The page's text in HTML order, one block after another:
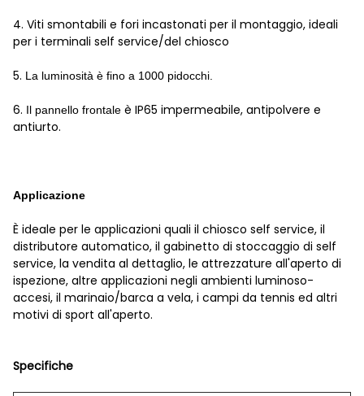
4. Viti smontabili e fori incastonati per il montaggio, ideali
per i terminali self service/del chiosco
5. La luminosità è fino a 1000 pidocchi.
6. Il pannello frontale è IP65 impermeabile, antipolvere e
antiurto.
Applicazione
È ideale per le applicazioni quali il chiosco self service, il
distributore automatico, il gabinetto di stoccaggio di self
service, la vendita al dettaglio, le attrezzature all'aperto di
ispezione, altre applicazioni negli ambienti luminoso-
accesi, il marinaio/barca a vela, i campi da tennis ed altri
motivi di sport all'aperto.
Specifiche